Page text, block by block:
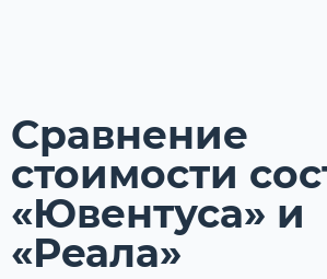
Сравнение
стоимости
«Ювентуса» и
«Реала»